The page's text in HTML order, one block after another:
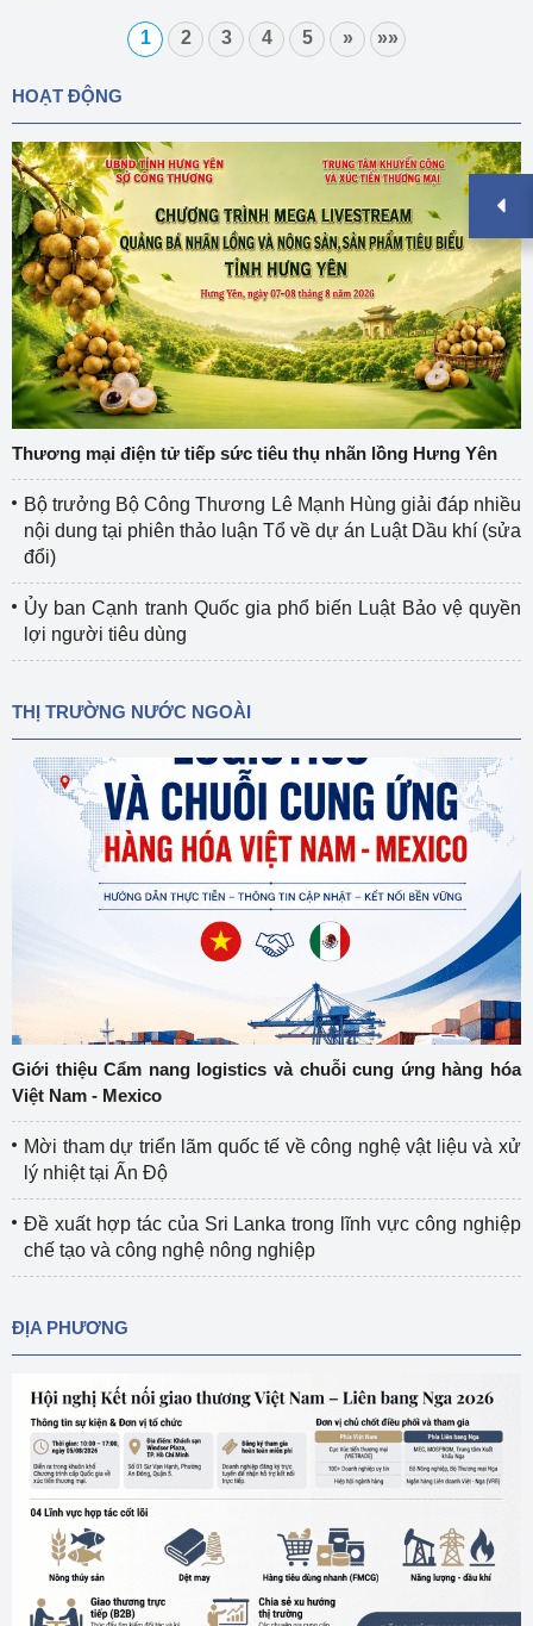
1 2 3 4 5 » »»
HOẠT ĐỘNG
Thương mại điện tử tiếp sức tiêu thụ nhãn lồng Hưng Yên
Bộ trưởng Bộ Công Thương Lê Mạnh Hùng giải đáp nhiều
nội dung tại phiên thảo luận Tổ về dự án Luật Dầu khí (sửa
đổi)
Ủy ban Cạnh tranh Quốc gia phổ biến Luật Bảo vệ quyền
lợi người tiêu dùng
THỊ TRƯỜNG NƯỚC NGOÀI
Giới thiệu Cẩm nang logistics và chuỗi cung ứng hàng hóa
Việt Nam - Mexico
Mời tham dự triển lãm quốc tế về công nghệ vật liệu và xử
lý nhiệt tại Ấn Độ
Đề xuất hợp tác của Sri Lanka trong lĩnh vực công nghiệp
chế tạo và công nghệ nông nghiệp
ĐỊA PHƯƠNG